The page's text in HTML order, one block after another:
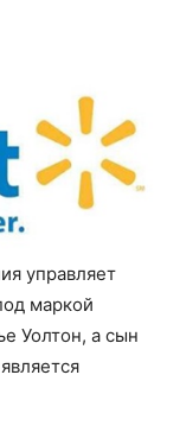
управляет
маркой
Уолтон, а сын